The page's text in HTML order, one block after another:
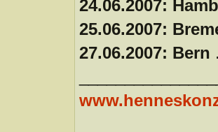
24.06.2007:
25.06.2007:
27.06.2007: Bern